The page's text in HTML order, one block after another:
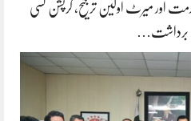
اور میرٹ اولین ترجیح، کرپشن کسی